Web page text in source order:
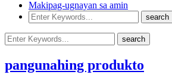
Makipag-ugnayan sa amin
pangunahing produkto